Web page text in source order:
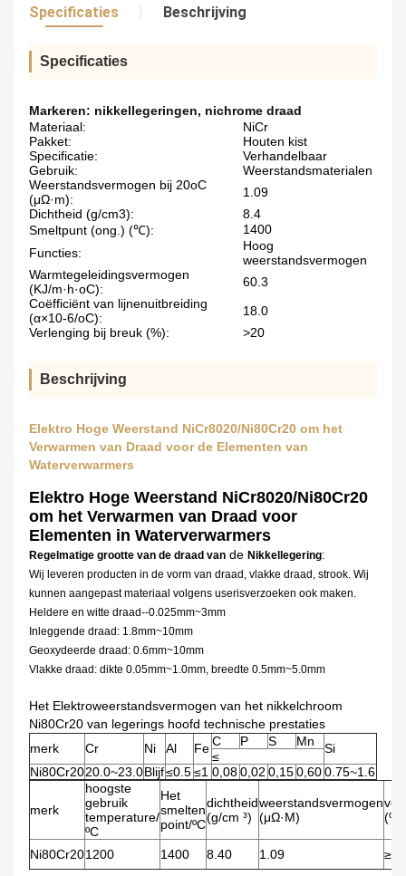
Specificaties Beschrijving
Specificaties
Markeren: nikkellegeringen, nichrome draad
Materiaal:
NiCr
Pakket:
Houten kist
Specificatie:
Verhandelbaar
Gebruik:
Weerstandsmaterialen
Weerstandsvermogen bij 20oC
(μΩ·m):
1.09
Dichtheid (g/cm3):
8.4
Smeltpunt (ong.) (℃):
1400
Functies:
Hoog
weerstandsvermogen
Warmtegeleidingsvermogen
(KJ/m·h·oC):
60.3
Coëfficiënt van lijnenuitbreiding
(α×10-6/oC):
18.0
Verlenging bij breuk (%):
>20
Beschrijving
Elektro Hoge Weerstand NiCr8020/Ni80Cr20 om het
Verwarmen van Draad voor de Elementen van
Waterverwarmers
Elektro Hoge Weerstand NiCr8020/Ni80Cr20
om het Verwarmen van Draad voor
Elementen in Waterverwarmers
Regelmatige grootte van de draad van de Nikkellegering:
Wij leveren producten in de vorm van draad, vlakke draad, strook. Wij
kunnen aangepast materiaal volgens userisverzoeken ook maken.
Heldere en witte draad--0.025mm~3mm
Inleggende draad: 1.8mm~10mm
Geoxydeerde draad: 0.6mm~10mm
Vlakke draad: dikte 0.05mm~1.0mm, breedte 0.5mm~5.0mm
Het Elektroweerstandsvermogen van het nikkelchroom
Ni80Cr20 van legerings hoofd technische prestaties
merk
Cr Ni Al FeC P S Mn Si
≤
Ni80Cr2020.0~23.0Blijf≤0.5≤1 0,080,02 0,150,600.75~1.6
merk
hoogste
gebruik
temperature/
ºC
Het
smelten
point/ºC
dichtheid
(g/cm ³)
weerstandsvermogen
(μΩ·M)
(%)
Ni80Cr201200 1400 8.40 1.09 ≥20